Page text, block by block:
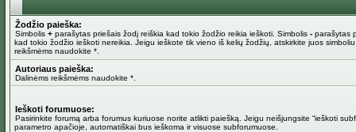
Žodžio paieška:
Simbolis + parašytas priešais žodį reiškia kad tokio žodžio reikia ieškoti. Simbolis - parašytas
kad tokio žodžio ieškoti nereikia. Jeigu ieškote tik vieno iš kelių žodžių, atskirkite juos
reikšmėms naudokite *.
Autoriaus paieška:
Dalinėms reikšmėms naudokite *.
Ieškoti forumuose:
Pasirinkite forumą arba forumus kuriuose norite atlikti paiešką. Jeigu neišjungsite “ieškoti
parametro apačioje, automatiškai bus ieškoma ir visuose subforumuose.